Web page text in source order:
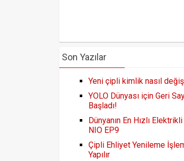
Son Yazılar
Yeni çipli kimlik nasıl
YOLO Dünyası için Geri
Başladı!
Dünyanın En Hızlı
NIO EP9
Çipli Ehliyet Yenileme
Yapılır